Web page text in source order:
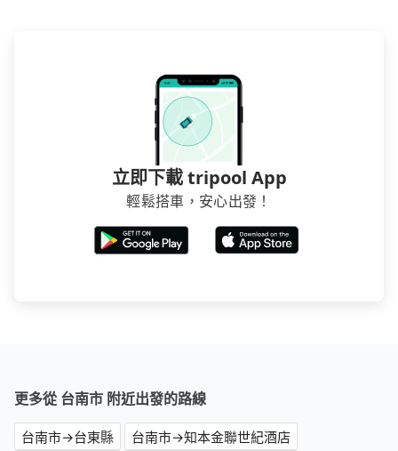
立即下載 tripool App
輕鬆搭車，安心出發！
更多從 台南市 附近出發的路線
台南市→台東縣
台南市→知本金聯世紀酒店